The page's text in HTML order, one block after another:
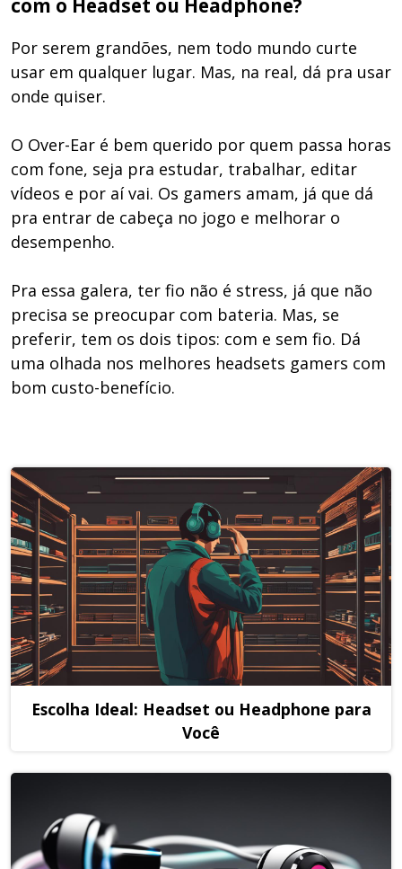
com o Headset ou Headphone?
Por serem grandões, nem todo mundo curte
usar em qualquer lugar. Mas, na real, dá pra usar
onde quiser.
O Over-Ear é bem querido por quem passa horas
com fone, seja pra estudar, trabalhar, editar
vídeos e por aí vai. Os gamers amam, já que dá
pra entrar de cabeça no jogo e melhorar o
desempenho.
Pra essa galera, ter fio não é stress, já que não
precisa se preocupar com bateria. Mas, se
preferir, tem os dois tipos: com e sem fio. Dá
uma olhada nos melhores headsets gamers com
bom custo-benefício.
Escolha Ideal: Headset ou Headphone para
Você